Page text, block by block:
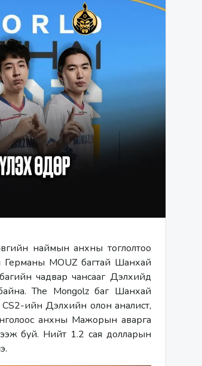
наймын анхны тоглолтоо
Германы MOUZ багтай Шанхай
чадвар чансааг Дэлхийд
байна. The Mongolz баг Шанхай
ийн Дэлхийн олон аналист,
анхны Мажорын аварга
буй. Нийт 1.2 сая долларын